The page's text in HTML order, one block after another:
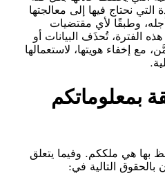
التي نحتاج فيها إلى معالجتها
وطبقًا لأي مقتضيات
الفترة، تُحذَف البيانات أو
إخفاء هويتها، لاستعمالها
بمعلوماتكم
بها هي ملككم. وفيما يتعلق
بالحقوق التالية في: